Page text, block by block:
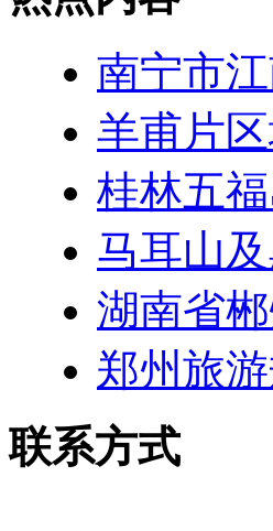
南宁市
羊甫片
桂林五
马耳山
湖南省
郑州旅
联系方式